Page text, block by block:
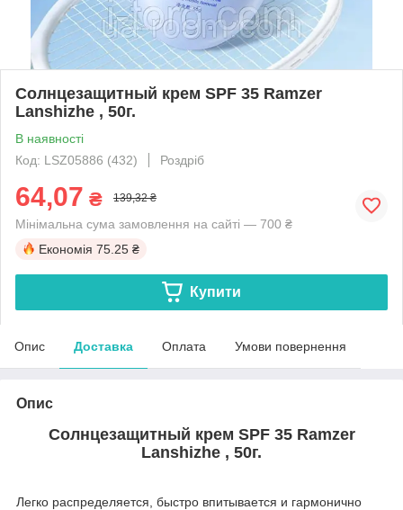
Солнцезащитный крем SPF 35 Ramzer
Lanshizhe , 50г.
В наявності
Код: LSZ05886 (432)
Роздріб
64,07 ₴ 139,32 ₴
Мінімальна сума замовлення на сайті — 700 ₴
Економія 75.25 ₴
Купити
Опис Доставка Оплата Умови повернення
Опис
Солнцезащитный крем SPF 35 Ramzer
Lanshizhe , 50г.
Легко распределяется, быстро впитывается и гармонично